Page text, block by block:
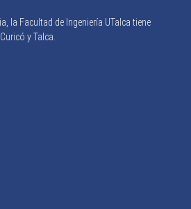
la Facultad de Ingeniería UTalca tiene
y Talca.